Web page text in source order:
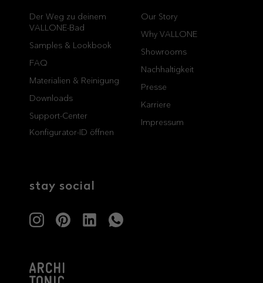
professionals
Architekten & Bauträger
SHK & Handwerk
showrooms
Showroom Essen
Showroom München
Der Weg zu deinem
VALLONE-Bad
Samples & Lookbook
FAQ
Materialien & Reinigung
Downloads
Support-Center
Konfigurator-ID öffnen
Our Story
Why VALLONE
Showrooms
Nachhaltigkeit
Presse
Karriere
Impressum
stay social